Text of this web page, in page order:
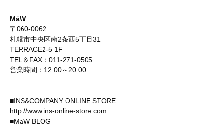
MāW
〒060-0062
札幌市中央区南2条西5丁目31
TERRACE2-5 1F
TEL＆FAX：011-271-0505
営業時間：12:00～20:00
■INS&COMPANY ONLINE STORE
http://www.ins-online-store.com
■MaW BLOG